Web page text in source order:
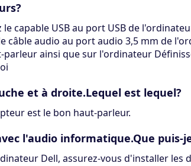
capable USB au port USB de
câble audio au port audio 3,5 mm de
ainsi que sur l'ordinateur
et à droite.Lequel est lequel?
est le bon haut-parleur.
l'audio informatique.Que puis-
Dell, assurez-vous d'installer